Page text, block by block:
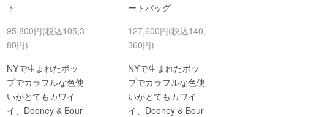
ト
95,800円(税込105,3
80円)
NYで生まれたポッ
プでカラフルな色使
いがとてもカワイ
イ、Dooney & Bour
ートバッグ
127,600円(税込140,
360円)
NYで生まれたポッ
プでカラフルな色使
いがとてもカワイ
イ、Dooney & Bour